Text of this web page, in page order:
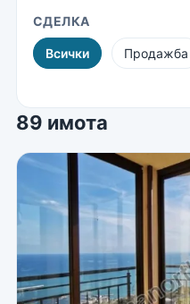
СДЕЛКА
Всички Продажба
89 имота